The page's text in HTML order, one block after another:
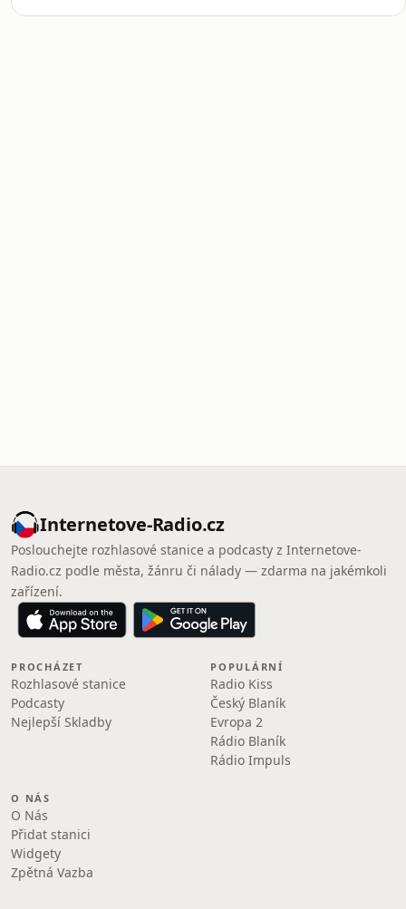
Internetove-Radio.cz
Poslouchejte rozhlasové stanice a podcasty z Internetove-
Radio.cz podle města, žánru či nálady — zdarma na jakémkoli
zařízení.
PROCHÁZET
Rozhlasové stanice
Podcasty
Nejlepší Skladby
POPULÁRNÍ
Radio Kiss
Český Blaník
Evropa 2
Rádio Blaník
Rádio Impuls
O NÁS
O Nás
Přidat stanici
Widgety
Zpětná Vazba